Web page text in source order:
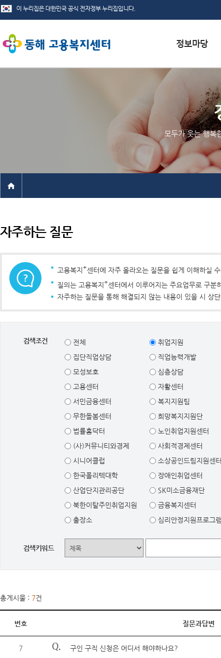
채용정보
인재정보
관련사이트
모두가 웃는 행복
자주하는 질문
고용복지 +센터에 자주 올라오는 질문을 쉽게 이해하실
질의는 고용복지+센터에서 이루어지는 주요업무로 구
자주하는 질문을 통해 해결되지 않는 내용이 있을 시 상
검색조건 전체
취업지원
집단직업상담
직업능력개발
모성보호
심층상담
고용센터
자활센터
서민금융센터
복지지원팀
무한돌봄센터
희망복지지원단
법률홈닥터
노인취업지원센터
(사)커뮤니티와경제
사회적경제센터
시니어클럽
소상공인드림지원센
한국폴리텍대학
장애인취업센터
산업단지관리공단
SK미소금융재단
북한이탈주민취업지원
금융복지센터
출장소
심리안정지원프로그
검색키워드
총게시물 : 7건
번호 질문과답변
7 Q. 구인 구직 신청은 어디서 해야하나요?